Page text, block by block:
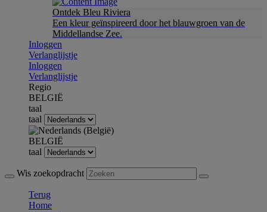
Ontdek Bleu Riviera
Een kleur geïnspireerd door het blauwgroen van de
Middellandse Zee.
Inloggen
Verlanglijstje
Inloggen
Verlanglijstje
Regio
BELGIË
taal
taal
BELGIË
taal
Wis zoekopdracht
Terug
Home